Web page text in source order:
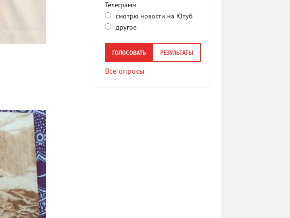
Телеграмм
смотрю новости на Ютуб
другое
ГОЛОСОВАТЬ РЕЗУЛЬТАТЫ
Все опросы